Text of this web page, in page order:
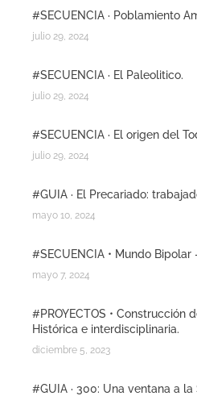
#SECUENCIA · Poblamiento
julio 29, 2024
#SECUENCIA · El Paleolitico.
julio 29, 2024
#SECUENCIA · El origen del
julio 29, 2024
#GUIA · El Precariado:
mayo 10, 2024
#SECUENCIA • Mundo Bipolar
mayo 7, 2024
#PROYECTOS • Construcción
Histórica e interdisciplinaria.
diciembre 5, 2023
#GUIA · 300: Una ventana a la